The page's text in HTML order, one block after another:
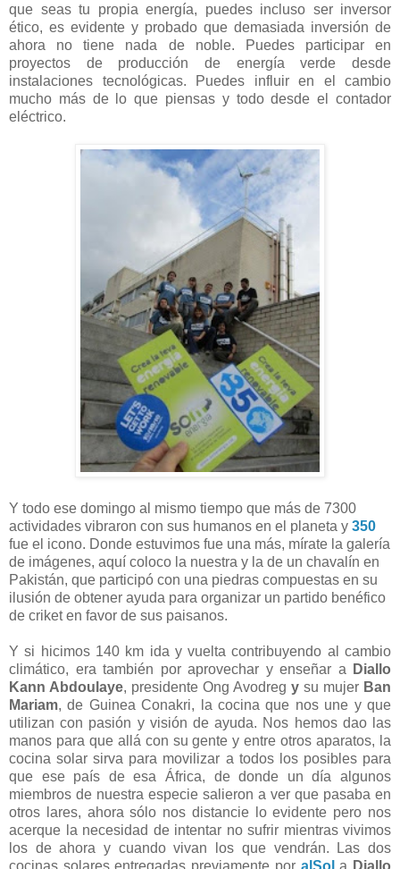
que seas tu propia energía, puedes incluso ser inversor
ético, es evidente y probado que demasiada inversión de
ahora no tiene nada de noble. Puedes participar en
proyectos de producción de energía verde desde
instalaciones tecnológicas. Puedes influir en el cambio
mucho más de lo que piensas y todo desde el contador
eléctrico.
Y todo ese domingo al mismo tiempo que más de 7300
actividades vibraron con sus humanos en el planeta y 350
fue el icono. Donde estuvimos fue una más, mírate la galería
de imágenes, aquí coloco la nuestra y la de un chavalín en
Pakistán, que participó con una piedras compuestas en su
ilusión de obtener ayuda para organizar un partido benéfico
de criket en favor de sus paisanos.
Y si hicimos 140 km ida y vuelta contribuyendo al cambio
climático, era también por aprovechar y enseñar a
Diallo
Kann Abdoulaye, presidente Ong Avodreg y su mujer Ban
Mariam, de Guinea Conakri, la cocina que nos une y que
utilizan con pasión y visión de ayuda. Nos hemos dao las
manos para que allá con su gente y entre otros aparatos, la
cocina solar sirva para movilizar a todos los posibles para
que ese país de esa África, de donde un día algunos
miembros de nuestra especie salieron a ver que pasaba en
otros lares, ahora sólo nos distancie lo evidente pero nos
acerque la necesidad de intentar no sufrir mientras vivimos
los de ahora y cuando vivan los que vendrán. Las dos
cocinas solares entregadas previamente por alSol a Diallo